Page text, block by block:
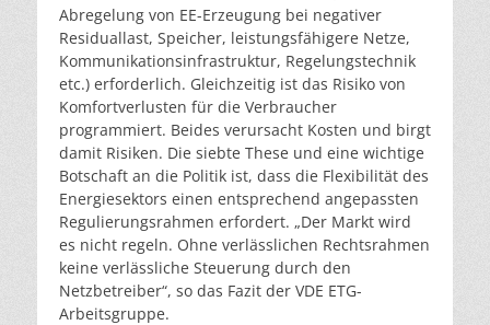
Abregelung von EE-Erzeugung bei negativer
Residuallast, Speicher, leistungsfähigere Netze,
Kommunikationsinfrastruktur, Regelungstechnik
etc.) erforderlich. Gleichzeitig ist das Risiko von
Komfortverlusten für die Verbraucher
programmiert. Beides verursacht Kosten und birgt
damit Risiken. Die siebte These und eine wichtige
Botschaft an die Politik ist, dass die Flexibilität des
Energiesektors einen entsprechend angepassten
Regulierungsrahmen erfordert. „Der Markt wird
es nicht regeln. Ohne verlässlichen Rechtsrahmen
keine verlässliche Steuerung durch den
Netzbetreiber“, so das Fazit der VDE ETG-
Arbeitsgruppe.